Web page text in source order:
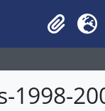
Clipboard
Idioma
1998-